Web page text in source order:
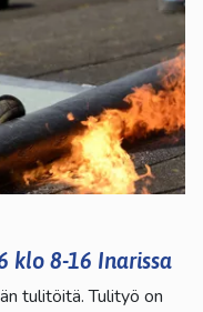
klo 8-16 Inarissa
tulitöitä. Tulityö on